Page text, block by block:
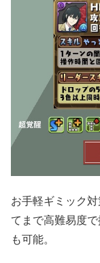
お手軽ギミック
てまで高難易度
も可能。